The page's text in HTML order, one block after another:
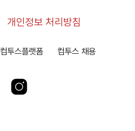
개인정보 처리방침
컴투스플랫폼 컴투스 채용